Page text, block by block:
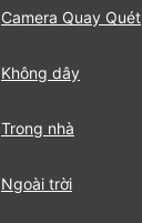
Camera Quay Quét
Không dây
Trong nhà
Ngoài trời